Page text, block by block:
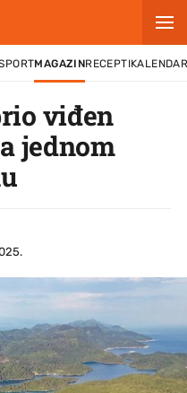
MAGAZINRECEPTI
viđen
jednom